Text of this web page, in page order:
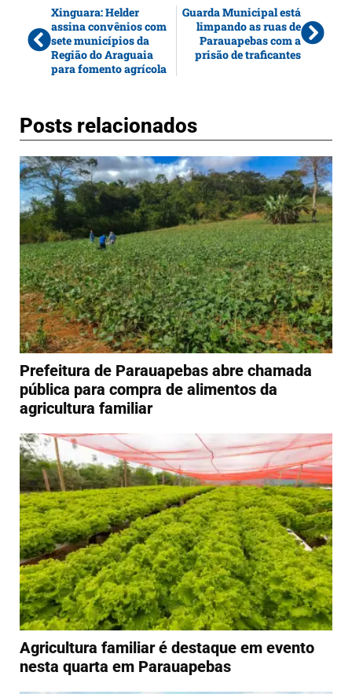
Xinguara: Helder
assina convênios com
sete municípios da
Região do Araguaia
para fomento agrícola
Guarda Municipal está
limpando as ruas de
Parauapebas com a
prisão de traficantes
Posts relacionados
Prefeitura de Parauapebas abre chamada
pública para compra de alimentos da
agricultura familiar
Agricultura familiar é destaque em evento
nesta quarta em Parauapebas